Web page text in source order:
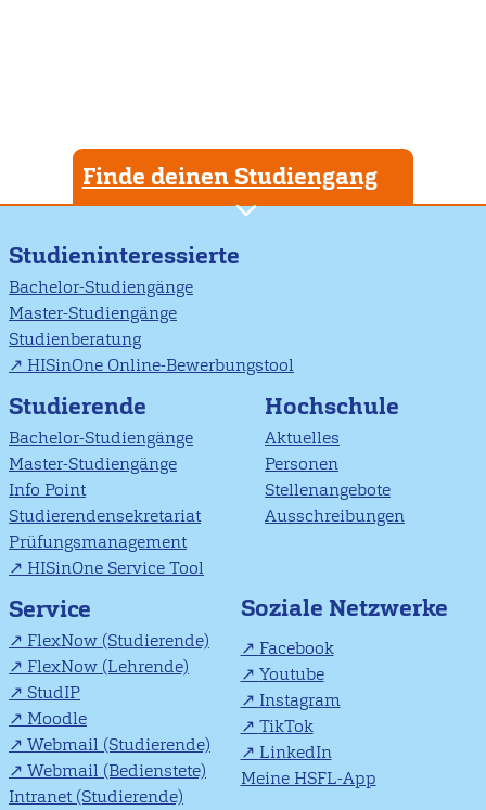
Finde deinen Studiengang
Studieninteressierte
Bachelor-Studiengänge
Master-Studiengänge
Studienberatung
HISinOne Online-Bewerbungstool
Studierende
Bachelor-Studiengänge
Master-Studiengänge
Info Point
Studierendensekretariat
Prüfungsmanagement
HISinOne Service Tool
Hochschule
Aktuelles
Personen
Stellenangebote
Ausschreibungen
Service
FlexNow (Studierende)
FlexNow (Lehrende)
StudIP
Moodle
Webmail (Studierende)
Webmail (Bedienstete)
Intranet (Studierende)
Soziale Netzwerke
Facebook
Youtube
Instagram
TikTok
LinkedIn
Meine HSFL-App